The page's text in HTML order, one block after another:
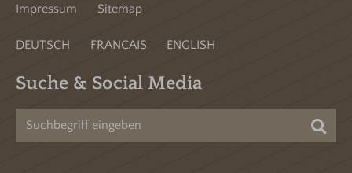
Impressum
Sitemap
DEUTSCH FRANCAIS ENGLISH
Suche & Social Media